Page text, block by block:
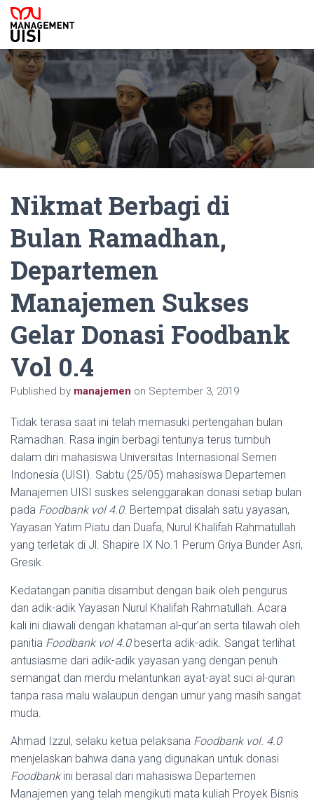
Nikmat Berbagi di
Bulan Ramadhan,
Departemen
Manajemen Sukses
Gelar Donasi Foodbank
Vol 0.4
Published by manajemen on September 3, 2019
Tidak terasa saat ini telah memasuki pertengahan bulan
Ramadhan. Rasa ingin berbagi tentunya terus tumbuh
dalam diri mahasiswa Universitas Internasional Semen
Indonesia (UISI). Sabtu (25/05) mahasiswa Departemen
Manajemen UISI suskes selenggarakan donasi setiap bulan
pada Foodbank vol 4.0. Bertempat disalah satu yayasan,
Yayasan Yatim Piatu dan Duafa, Nurul Khalifah Rahmatullah
yang terletak di Jl. Shapire IX No.1 Perum Griya Bunder Asri,
Gresik.
Kedatangan panitia disambut dengan baik oleh pengurus
dan adik-adik Yayasan Nurul Khalifah Rahmatullah. Acara
kali ini diawali dengan khataman al-qur’an serta tilawah oleh
panitia Foodbank vol 4.0beserta adik-adik. Sangat terlihat
antusiasme dari adik-adik yayasan yang dengan penuh
semangat dan merdu melantunkan ayat-ayat suci al-quran
tanpa rasa malu walaupun dengan umur yang masih sangat
muda.
Ahmad Izzul, selaku ketua pelaksana Foodbank vol. 4.0
menjelaskan bahwa dana yang digunakan untuk donasi
Foodbankini berasal dari mahasiswa Departemen
Manajemen yang telah mengikuti mata kuliah Proyek Bisnis